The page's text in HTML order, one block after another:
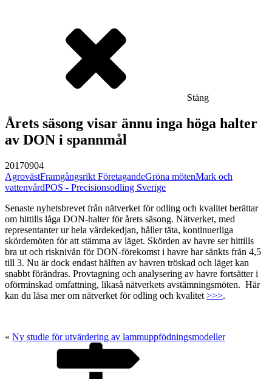
Stäng
Årets säsong visar ännu inga höga halter
av DON i spannmål
20170904
AgrovästFramgångsrikt FöretagandeGröna mötenMark och
vattenvårdPOS - Precisionsodling Sverige
Senaste nyhetsbrevet från nätverket för odling och kvalitet berättar
om hittills låga DON-halter för årets säsong. Nätverket, med
representanter ur hela värdekedjan, håller täta, kontinuerliga
skördemöten för att stämma av läget. Skörden av havre ser hittills
bra ut och risknivån för DON-förekomst i havre har sänkts från 4,5
till 3. Nu är dock endast hälften av havren tröskad och läget kan
snabbt förändras. Provtagning och analysering av havre fortsätter i
oförminskad omfattning, likaså nätverkets avstämningsmöten. Här
kan du läsa mer om nätverket för odling och kvalitet >>>.
« Ny studie för utvärdering av lammuppfödningsmodeller